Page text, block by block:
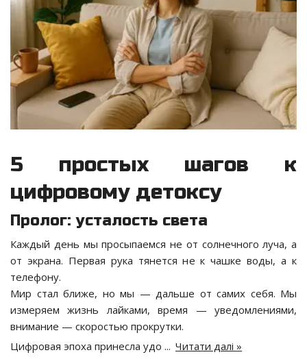
5 простых шагов к
цифровому детоксу
Пролог: усталость света
Каждый день мы просыпаемся не от солнечного луча, а
от экрана. Первая рука тянется не к чашке воды, а к
телефону.
Мир стал ближе, но мы — дальше от самих себя. Мы
измеряем жизнь лайками, время — уведомлениями,
внимание — скоростью прокрутки.
Цифровая эпоха принесла удо ... Читати далі »